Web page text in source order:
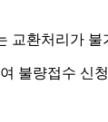
환처리가
불량접수 신